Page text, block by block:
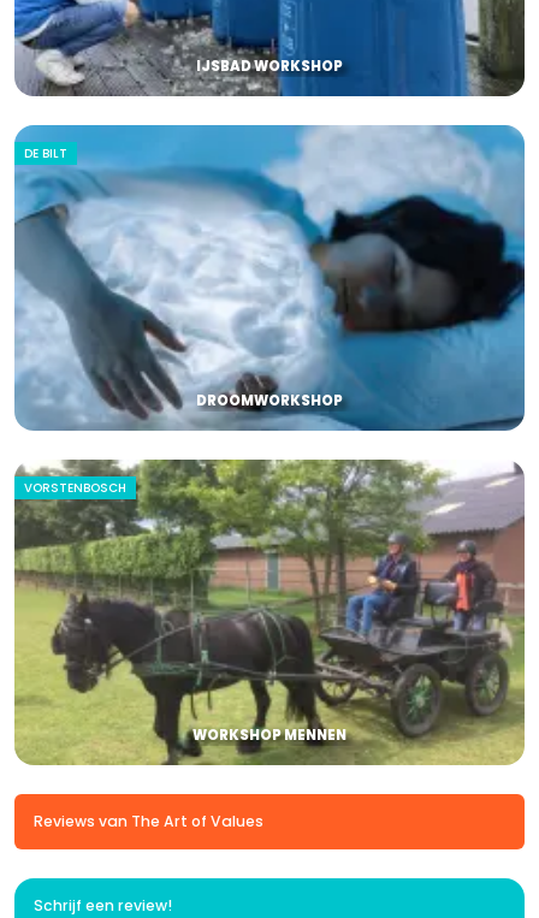
IJSBAD WORKSHOP
DE BILT
DROOMWORKSHOP
VORSTENBOSCH
WORKSHOP MENNEN
Reviews van The Art of Values
Schrijf een review!